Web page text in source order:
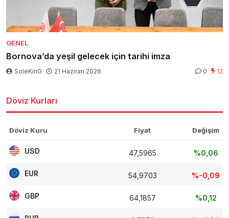
GENEL
Bornova’da yeşil gelecek için tarihi imza
SoleKinG 21 Haziran 2026 0 12
Döviz Kurları
Döviz Kuru Fiyat Değişim
USD 47,5965 %0,06
EUR 54,9703 %-0,09
GBP 64,1857 %0,12